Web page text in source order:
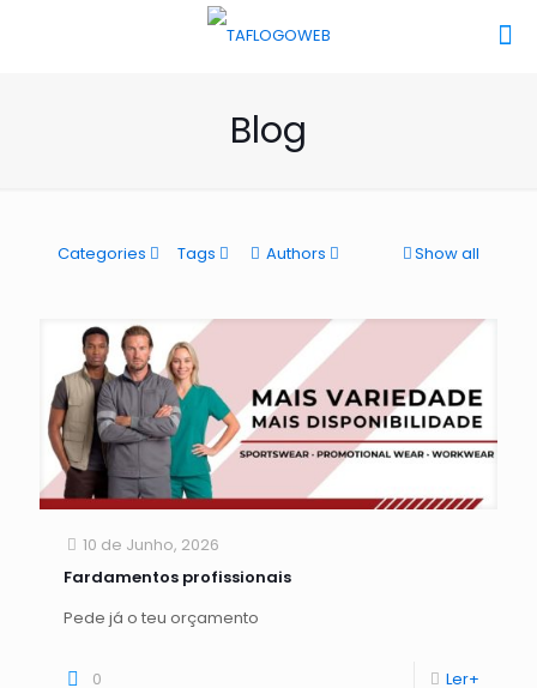
Blog
Categories Tags Authors Show all
10 de Junho, 2026
Fardamentos profissionais
Pede já o teu orçamento
0 Ler+